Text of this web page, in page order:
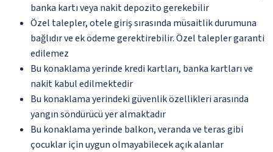
banka kartı veya nakit depozito gerekebilir
Özel talepler, otele giriş sırasında müsaitlik durumuna
bağlıdır ve ek ödeme gerektirebilir. Özel talepler garanti
edilemez
Bu konaklama yerinde kredi kartları, banka kartları ve
nakit kabul edilmektedir
Bu konaklama yerindeki güvenlik özellikleri arasında
yangın söndürücü yer almaktadır
Bu konaklama yerinde balkon, veranda ve teras gibi
çocuklar için uygun olmayabilecek açık alanlar